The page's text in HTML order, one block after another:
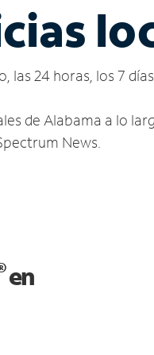
24 horas, los 7
de Alabama a lo
News.
en